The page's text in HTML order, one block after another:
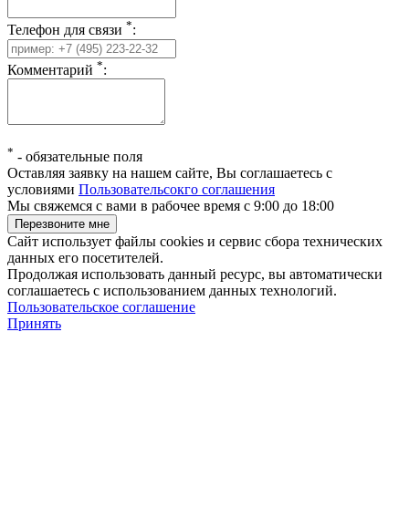
Телефон для связи *:
Комментарий *:
* - обязательные поля
Оставляя заявку на нашем сайте, Вы соглашаетесь с
условиями Пользовательсокго соглашения
Мы свяжемся с вами в рабочее время с 9:00 до 18:00
Сайт использует файлы cookies и сервис сбора технических
данных его посетителей.
Продолжая использовать данный ресурс, вы автоматически
соглашаетесь с использованием данных технологий.
Пользовательское соглашение
Принять